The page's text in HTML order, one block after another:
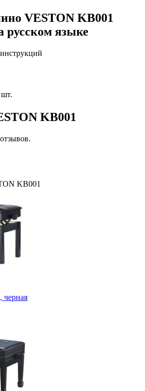
VESTON KB001
русском языке
KB001
KB001
черная